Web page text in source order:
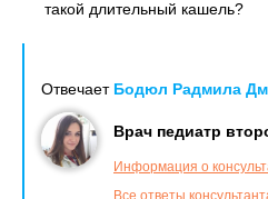
такой длительный кашель?
Отвечает Бодюл Радмила
Врач педиатр
Информация о
Все ответы